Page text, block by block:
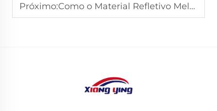
Próximo:Como o Material Refletivo Melhora a Segurança Industrial